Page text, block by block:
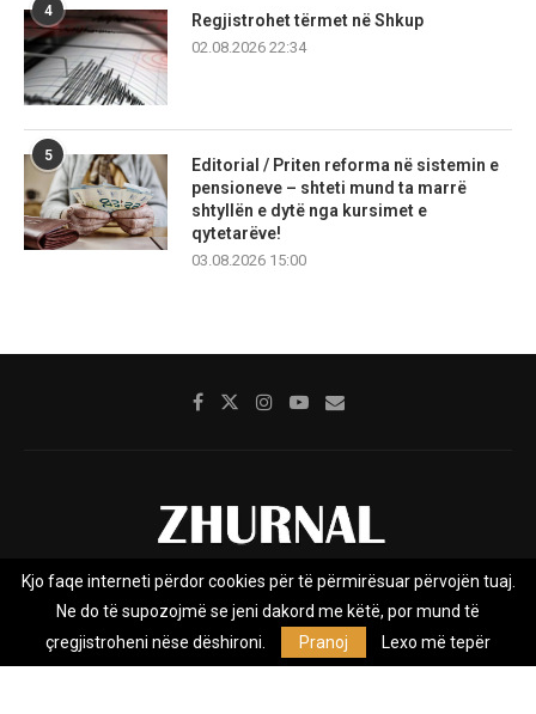
4
Regjistrohet tërmet në Shkup
02.08.2026 22:34
5
Editorial / Priten reforma në sistemin e
pensioneve – shteti mund ta marrë
shtyllën e dytë nga kursimet e
qytetarëve!
03.08.2026 15:00
Rreth nesh Impresumi Marketing
Privacy Policy
Zhurnal.mk është Agjenci e Lajmeve e pavarur, e themeluar në vitin
Kjo faqe interneti përdor cookies për të përmirësuar përvojën tuaj.
Ne do të supozojmë se jeni dakord me këtë, por mund të
çregjistroheni nëse dëshironi.
Pranoj Lexo më tepër